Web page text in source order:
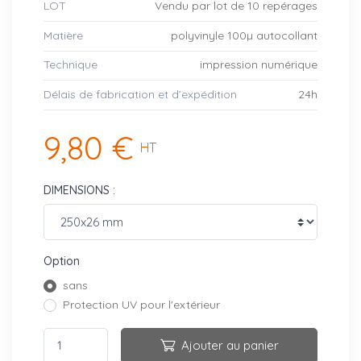
LOT Vendu par lot de 10 repérages
Matière polyvinyle 100µ autocollant
Technique impression numérique
Délais de fabrication et d’expédition 24h
9,80 € HT
DIMENSIONS :
Option
sans
Protection UV pour l'extérieur
Ajouter au panier